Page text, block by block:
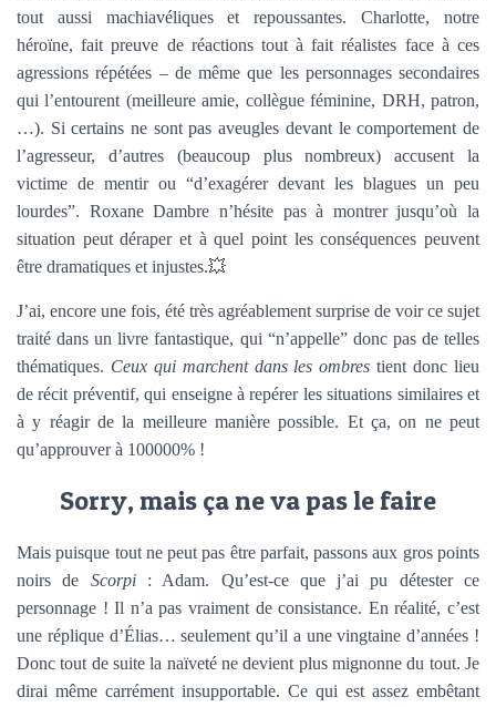
tout aussi machiavéliques et repoussantes. Charlotte, notre
héroïne, fait preuve de réactions tout à fait réalistes face à ces
agressions répétées – de même que les personnages secondaires
qui l’entourent (meilleure amie, collègue féminine, DRH, patron,
…). Si certains ne sont pas aveugles devant le comportement de
l’agresseur, d’autres (beaucoup plus nombreux) accusent la
victime de mentir ou “d’exagérer devant les blagues un peu
lourdes”. Roxane Dambre n’hésite pas à montrer jusqu’où la
situation peut déraper et à quel point les conséquences peuvent
être dramatiques et injustes.💥
J’ai, encore une fois, été très agréablement surprise de voir ce sujet
traité dans un livre fantastique, qui “n’appelle” donc pas de telles
thématiques. Ceux qui marchent dans les ombres tient donc lieu
de récit préventif, qui enseigne à repérer les situations similaires et
à y réagir de la meilleure manière possible. Et ça, on ne peut
qu’approuver à 100000% !
Sorry, mais ça ne va pas le faire
Mais puisque tout ne peut pas être parfait, passons aux gros points
noirs de Scorpi: Adam. Qu’est-ce que j’ai pu détester ce
personnage ! Il n’a pas vraiment de consistance. En réalité, c’est
une réplique d’Élias… seulement qu’il a une vingtaine d’années !
Donc tout de suite la naïveté ne devient plus mignonne du tout. Je
dirai même carrément insupportable. Ce qui est assez embêtant